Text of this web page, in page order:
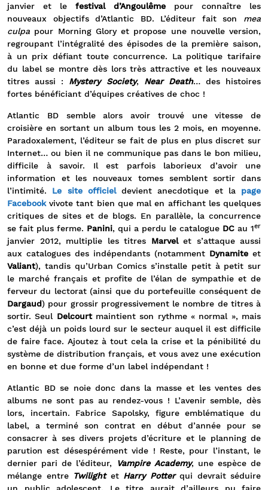
janvier et le festival d’Angoulême pour connaître les
nouveaux objectifs d’Atlantic BD. L’éditeur fait son mea
culpa pour Morning Glory et propose une nouvelle version,
regroupant l’intégralité des épisodes de la première saison,
à un prix défiant toute concurrence. La politique tarifaire
du label se montre dès lors très attractive et les nouveaux
titres aussi : Mystery Society, Near Death… des histoires
fortes bénéficiant d’équipes créatives de choc !
Atlantic BD semble alors avoir trouvé une vitesse de
croisière en sortant un album tous les 2 mois, en moyenne.
Paradoxalement, l’éditeur se fait de plus en plus discret sur
Internet… ou bien il ne communique pas dans le bon milieu,
difficile à savoir. Il est parfois laborieux d’avoir une
information et les nouveaux tomes semblent sortir dans
l’intimité. Le site officieldevient anecdotique et la page
Facebookvivote tant bien que mal en affichant les quelques
critiques de sites et de blogs. En parallèle, la concurrence
se fait plus ferme. Panini, qui a perdu le catalogue DC au 1er
janvier 2012, multiplie les titres Marvelet s’attaque aussi
aux catalogues des indépendants (notamment Dynamite et
Valiant), tandis qu’Urban Comics s’installe petit à petit sur
le marché français et profite de l’élan de sympathie et de
ferveur du lectorat (ainsi que du portefeuille conséquent de
Dargaud) pour grossir progressivement le nombre de titres à
sortir. Seul Delcourtmaintient son rythme « normal », mais
c’est déjà un poids lourd sur le secteur auquel il est difficile
de faire face. Ajoutez à tout cela la crise et la pénibilité du
système de distribution français, et vous avez une exécution
en bonne et due forme d’un label indépendant !
Atlantic BD se noie donc dans la masse et les ventes des
albums ne sont pas au rendez-vous ! L’avenir semble, dès
lors, incertain. Fabrice Sapolsky, figure emblématique du
label, a terminé son contrat en début d’année pour se
consacrer à ses divers projets d’écriture et le planning de
parution est désespérément vide ! Reste, pour l’instant, le
dernier pari de l’éditeur,
Vampire Academy, une espèce de
mélange entre Twilight et Harry Potterqui devrait séduire